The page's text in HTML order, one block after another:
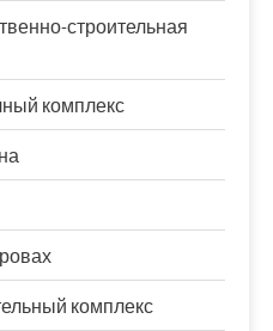
строительная
комплекс
комплекс